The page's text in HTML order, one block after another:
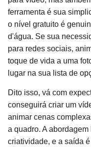
ferramenta é sua
o nível gratuito é
d'água. Se sua
para redes sociais,
toque de vida a uma
lugar na sua lista de
Dito isso, vá com
conseguirá criar um
animar cenas
a quadro. A
criatividade, e a saída